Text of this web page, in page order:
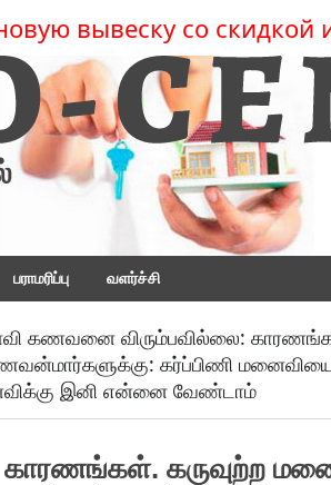
вывеску со скидкой
பராமரிப்பு வளர்ச்சி
கணவனை விரும்பவில்லை:
கர்ப்பிணி
இனி என்னை வேண்டாம்
கருவுற்ற